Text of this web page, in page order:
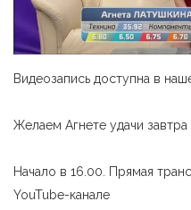
Видеозапись доступна в
Желаем Агнете удачи
Начало в 16.00. Прямая
YouTube-канале